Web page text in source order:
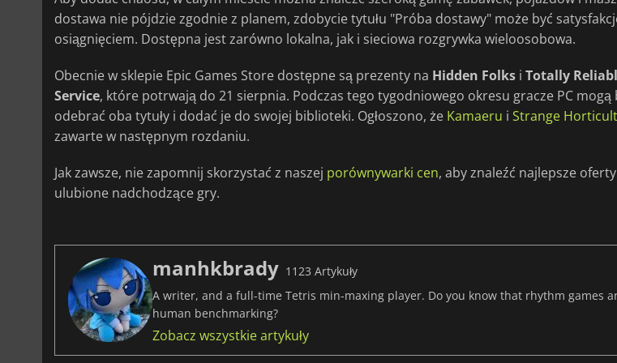
dostawa nie pójdzie zgodnie z planem, zdobycie tytułu "Próba dostawy" może być
osiągnięciem. Dostępna jest zarówno lokalna, jak i sieciowa rozgrywka wieloosobowa.
Obecnie w sklepie Epic Games Store dostępne są prezenty na Hidden Folks i Totally
Service, które potrwają do 21 sierpnia. Podczas tego tygodniowego okresu gracze PC mogą
odebrać oba tytuły i dodać je do swojej biblioteki. Ogłoszono, że Kamaeru i Strange
zawarte w następnym rozdaniu.
Jak zawsze, nie zapomnij skorzystać z naszej porównywarki cen, aby znaleźć najlepsze
ulubione nadchodzące gry.
manhkbrady 1123 Artykuły
A writer, and a full-time Tetris min-maxing player. Do you know that rhythm games
human benchmarking?
Zobacz wszystkie artykuły